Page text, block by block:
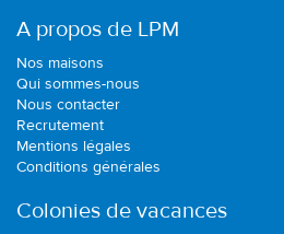
A propos de LPM
Nos maisons
Qui sommes-nous
Nous contacter
Recrutement
Mentions légales
Conditions générales
Colonies de vacances